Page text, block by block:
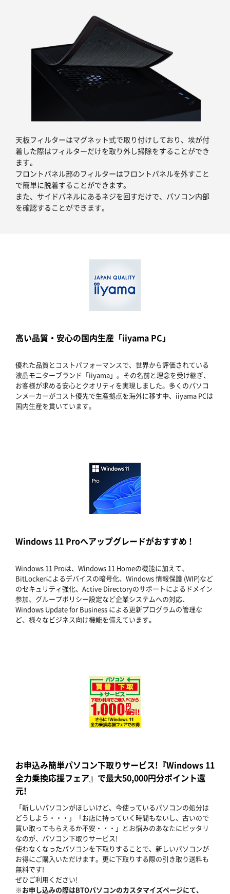
天板フィルターはマグネット式で取り付けしており、埃が付
着した際はフィルターだけを取り外し掃除をすることができ
ます。
フロントパネル部のフィルターはフロントパネルを外すこと
で簡単に脱着することができます。
また、サイドパネルにあるネジを回すだけで、パソコン内部
を確認することができます。
高い品質・安心の国内生産「iiyama PC」
優れた品質とコストパフォーマンスで、世界から評価されている
液晶モニターブランド「iiyama」。その名前と理念を受け継ぎ、
お客様が求める安心とクオリティを実現しました。多くのパソコ
ンメーカーがコスト優先で生産拠点を海外に移す中、iiyama PCは
国内生産を貫いています。
Windows 11 Proへアップグレードがおすすめ !
Windows 11 Proは、Windows 11 Homeの機能に加えて、
BitLockerによるデバイスの暗号化、Windows 情報保護 (WIP)など
のセキュリティ強化、Active Directoryのサポートによるドメイン
参加、グループポリシー設定など企業システムへの対応、
Windows Update for Business による更新プログラムの管理な
ど、様々なビジネス向け機能を備えています。
お申込み簡単パソコン下取りサービス!『Windows 11
全力乗換応援フェア』で最大50,000円分ポイント還
元!
「新しいパソコンがほしいけど、今使っているパソコンの処分は
どうしよう・・・」「お店に持っていく時間もないし、古いので
買い取ってもらえるか不安・・・」とお悩みのあなたにピッタリ
なのが、パソコン下取りサービス!
使わなくなったパソコンを下取りすることで、新しいパソコンが
お得にご購入いただけます。更に下取りする際の引き取り送料も
無料です!
ぜひご利用ください!
※お申し込みの際はBTOパソコンのカスタマイズページにて、